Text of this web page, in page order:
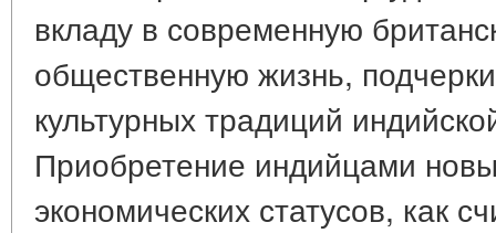
вкладу в современную
общественную жизнь,
культурных традиций
Приобретение индийцами
экономических статусов, как